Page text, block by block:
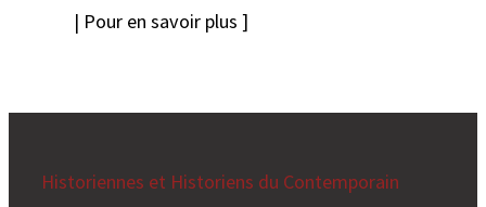
| Pour en savoir plus ]
Historiennes et Historiens du Contemporain